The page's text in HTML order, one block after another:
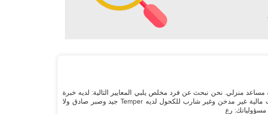
نحن ندعوكم بحرارة للتقديم على وظيفة مساعد منزلي. نحن نبحث عن فرد مخلص يلبي المعايير التالية: لديه خبرة
في رعاية المسنين لا يعاني من صعوبات مالية غير مدخن وغير شارب للكحول لديه Temper جيد وصبر صادق ولا